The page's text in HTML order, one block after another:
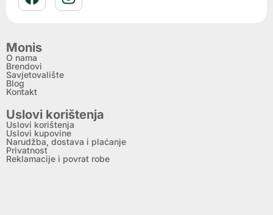
Monis
O nama
Brendovi
Savjetovalište
Blog
Kontakt
Uslovi korištenja
Uslovi korištenja
Uslovi kupovine
Narudžba, dostava i plaćanje
Privatnost
Reklamacije i povrat robe